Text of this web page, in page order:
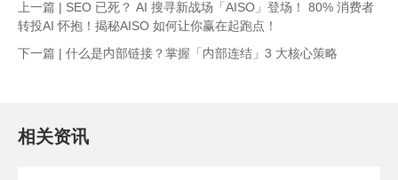
上一篇 | SEO 已死？ AI 搜寻新战场「AISO」登场！ 80% 消费者
转投AI 怀抱！揭秘AISO 如何让你赢在起跑点！
下一篇 | 什么是内部链接？掌握「内部连结」3 大核心策略
相关资讯